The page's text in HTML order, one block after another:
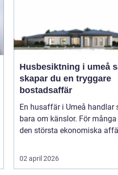
Husbesiktning i umeå så
skapar du en tryggare
bostadsaffär
En husaffär i Umeå handlar
bara om känslor. För
den största ekonomiska
02 april 2026